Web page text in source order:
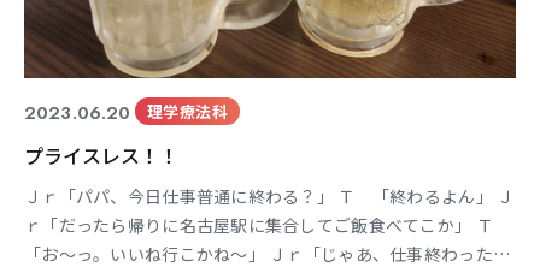
2023.06.20 理学療法科
プライスレス！！
Ｊｒ「パパ、今日仕事普通に終わる？」 Ｔ 「終わるよん」 Ｊ
ｒ「だったら帰りに名古屋駅に集合してご飯食べてこか」 Ｔ
「お～っ。いいね行こかね～」 Ｊｒ「じゃあ、仕事終わったら